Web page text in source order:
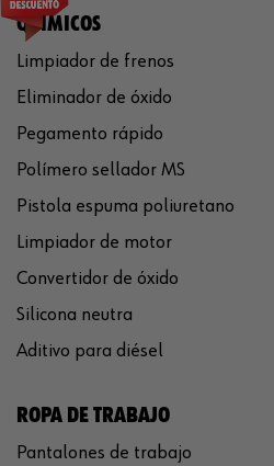
QUÍMICOS
Limpiador de frenos
Eliminador de óxido
Pegamento rápido
Polímero sellador MS
Pistola espuma poliuretano
Limpiador de motor
Convertidor de óxido
Silicona neutra
Aditivo para diésel
ROPA DE TRABAJO
Pantalones de trabajo